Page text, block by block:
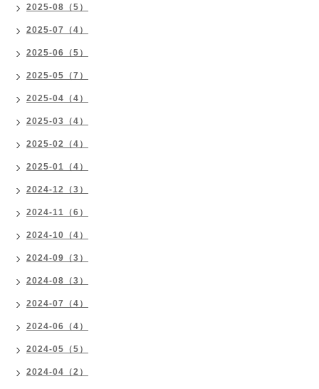
2025-08（5）
2025-07（4）
2025-06（5）
2025-05（7）
2025-04（4）
2025-03（4）
2025-02（4）
2025-01（4）
2024-12（3）
2024-11（6）
2024-10（4）
2024-09（3）
2024-08（3）
2024-07（4）
2024-06（4）
2024-05（5）
2024-04（2）